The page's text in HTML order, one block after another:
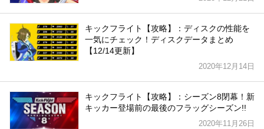
キックフライト【攻略】：ディスクの性能を
一気にチェック！ディスクデータまとめ
【12/14更新】
2020年12月14日
キックフライト【攻略】：シーズン8閉幕！新
キッカー登場前の最後のフラッグシーズン!!
2020年11月26日